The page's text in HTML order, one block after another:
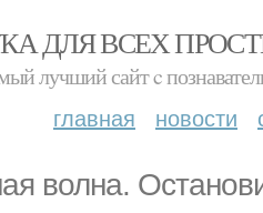
ДЛЯ ВСЕХ
лучший сайт c
главная новости
волна.